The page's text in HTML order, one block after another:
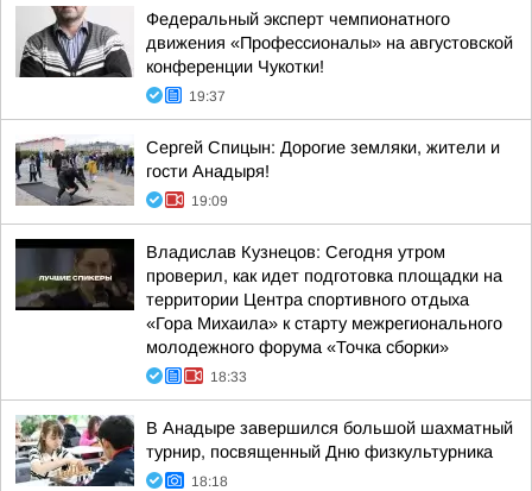
Федеральный эксперт чемпионатного
движения «Профессионалы» на августовской
конференции Чукотки!
19:37
Сергей Спицын: Дорогие земляки, жители и
гости Анадыря!
19:09
Владислав Кузнецов: Сегодня утром
проверил, как идет подготовка площадки на
территории Центра спортивного отдыха
«Гора Михаила» к старту межрегионального
молодежного форума «Точка сборки»
18:33
В Анадыре завершился большой шахматный
турнир, посвященный Дню физкультурника
18:18